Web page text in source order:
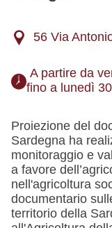
56 Via
fino a lunedì
Proiezione del
Sardegna ha
monitoraggio e
a favore
nell'agricoltura
documentario
territorio della